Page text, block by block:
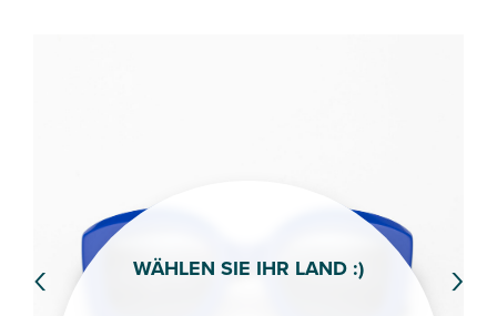
‹ ›
WÄHLEN SIE IHR LAND :)